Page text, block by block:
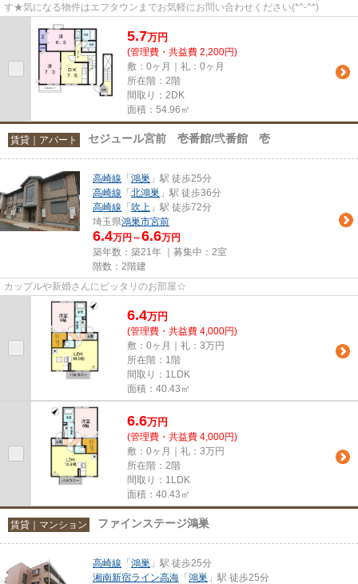
す★気になる物件はエフタウンまでお気軽にお問い合わせください(*^-^*)
5.7万円
(管理費・共益費 2,200円)
敷：0ヶ月｜礼：0ヶ月
所在階：2階
間取り：2DK
面積：54.96㎡
賃貸｜アパート セジュール宮前 壱番館/弐番館 壱
高崎線 「 鴻巣 」駅 徒歩25分
高崎線 「 北鴻巣 」駅 徒歩36分
高崎線 「 吹上 」駅 徒歩72分
埼玉県鴻巣市宮前
6.4万円～6.6万円
築年数：築21年 ｜募集中： 2室
階数：2階建
カップルや新婚さんにピッタリのお部屋☆
6.4万円
(管理費・共益費 4,000円)
敷：0ヶ月｜礼：3万円
所在階：1階
間取り：1LDK
面積：40.43㎡
6.6万円
(管理費・共益費 4,000円)
敷：0ヶ月｜礼：3万円
所在階：2階
間取り：1LDK
面積：40.43㎡
賃貸｜マンション ファインステージ鴻巣
高崎線 「 鴻巣 」駅 徒歩25分
湘南新宿ライン高海 「 鴻巣 」駅 徒歩25分